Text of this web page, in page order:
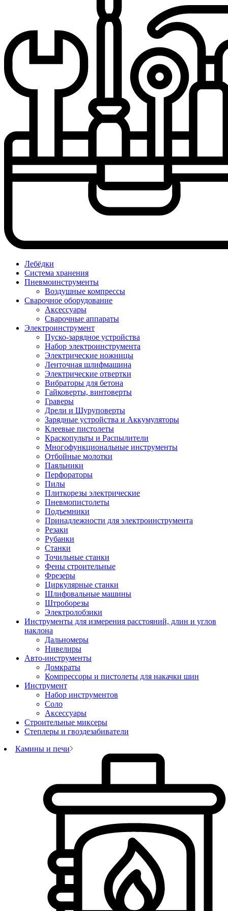
Лебёдки
Система хранения
Пневмоинструменты
Воздушные компрессы
Сварочное оборудование
Аксессуары
Сварочные аппараты
Электроинструмент
Пуско-зарядное устройства
Набор электроинструмента
Электрические ножницы
Ленточная шлифмашина
Электрические отвертки
Вибраторы для бетона
Гайковерты, винтоверты
Граверы
Дрели и Шуруповерты
Зарядные устройства и Аккумуляторы
Клеевые пистолеты
Краскопульты и Распылители
Многофункциональные инструменты
Отбойные молотки
Паяльники
Перфораторы
Пилы
Плиткорезы электрические
Пневмопистолеты
Подъемники
Принадлежности для электроинструмента
Резаки
Рубанки
Станки
Точильные станки
Фены строительные
Фрезеры
Циркулярные станки
Шлифовальные машины
Штроборезы
Электролобзики
Инструменты для измерения расстояний, длин и углов
наклона
Дальномеры
Нивелиры
Авто-инструменты
Домкраты
Компрессоры и пистолеты для накачки шин
Инструмент
Набор инструментов
Соло
Аксессуары
Строительные миксеры
Степлеры и гвоздезабиватели
Камины и печи